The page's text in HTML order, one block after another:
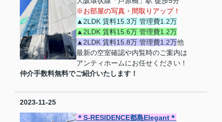
※お部屋の写真・間取りアップ！
▲2LDK 賃料15.3万 管理費1.2万
▲2LDK 賃料15.6万 管理費1.2万
▲2LDK 賃料15.8万 管理費1.2万他
最新の空室確認や内覧時のご案内は
アンティホームにお任せください！
仲介手数料無料でご紹介いたします！
2023-11-25
＊S-RESIDENCE都島Elegant＊